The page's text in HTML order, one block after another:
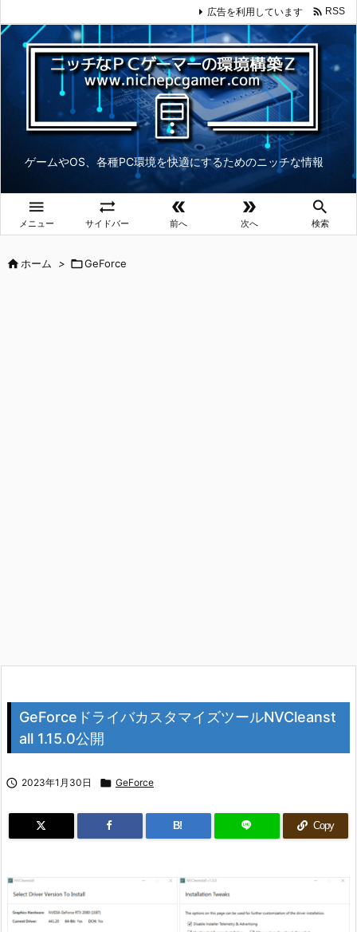
ゲームやOS、各種PC環境を快適にするためのニッチな情報

メニュー

サイドバー

前へ

次へ

検索
広告を利用しています  RSS
ホーム > GeForce
GeForceドライバカスタマイズツールNVCleanst
all 1.15.0公開
 2023年1月30日  GeForce
B! Copy